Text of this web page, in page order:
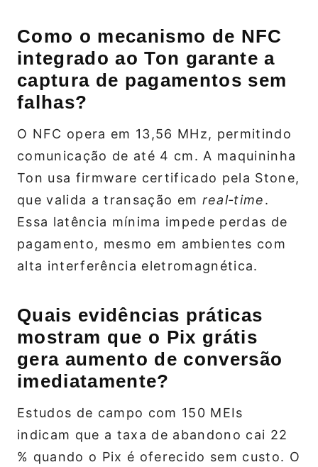
Como o mecanismo de NFC
integrado ao Ton garante a
captura de pagamentos sem
falhas?
O NFC opera em 13,56 MHz, permitindo
comunicação de até 4 cm. A maquininha
Ton usa firmware certificado pela Stone,
que valida a transação em real‑time.
Essa latência mínima impede perdas de
pagamento, mesmo em ambientes com
alta interferência eletromagnética.
Quais evidências práticas
mostram que o Pix grátis
gera aumento de conversão
imediatamente?
Estudos de campo com 150 MEIs
indicam que a taxa de abandono cai 22
% quando o Pix é oferecido sem custo. O